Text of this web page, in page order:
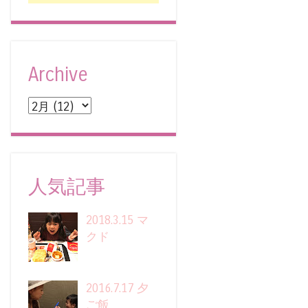
Archive
人気記事
2018.3.15 マ
クド
2016.7.17 夕
ご飯